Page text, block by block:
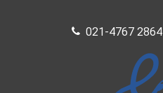
021-4767 2864